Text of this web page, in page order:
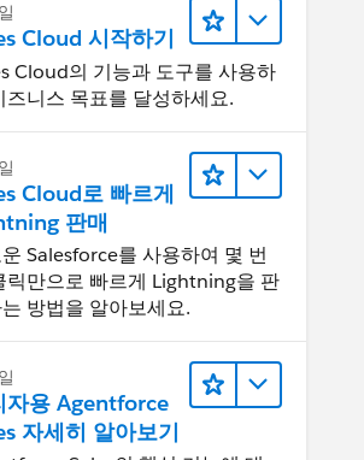
Cloud 시작하기
Cloud의 기능과 도구를 사용하
즈니스 목표를 달성하세요.
Cloud로 빠르게
판매
Salesforce를 사용하여 몇 번
릭만으로 빠르게 Lightning을 판
방법을 알아보세요.
자용 Agentforce
자세히 알아보기